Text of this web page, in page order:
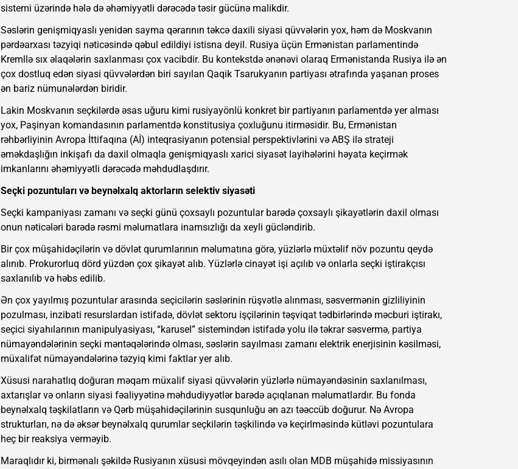
sistemi üzərində hələ də əhəmiyyətli dərəcədə təsir gücünə malikdir.
Səslərin genişmiqyaslı yenidən sayma qərarının təkcə daxili siyasi qüvvələrin yox, həm də Moskvanın
pərdəarxası təzyiqi nəticəsində qəbul edildiyi istisna deyil. Rusiya üçün Ermənistan parlamentində
Kremllə sıx əlaqələrin saxlanması çox vacibdir. Bu kontekstdə ənənəvi olaraq Ermənistanda Rusiya ilə ən
çox dostluq edən siyasi qüvvələrdən biri sayılan Qaqik Tsarukyanın partiyası ətrafında yaşanan proses
ən bariz nümunələrdən biridir.
Lakin Moskvanın seçkilərdə əsas uğuru kimi rusiyayönlü konkret bir partiyanın parlamentdə yer alması
yox, Paşinyan komandasının parlamentdə konstitusiya çoxluğunu itirməsidir. Bu, Ermənistan
rəhbərliyinin Avropa İttifaqına (Aİ) inteqrasiyanın potensial perspektivlərini və ABŞ ilə strateji
əməkdaşlığın inkişafı da daxil olmaqla genişmiqyaslı xarici siyasət layihələrini həyata keçirmək
imkanlarını əhəmiyyətli dərəcədə məhdudlaşdırır.
Seçki pozuntuları və beynəlxalq aktorların selektiv siyasəti
Seçki kampaniyası zamanı və seçki günü çoxsaylı pozuntular barədə çoxsaylı şikayətlərin daxil olması
onun nəticələri barədə rəsmi məlumatlara inamsızlığı da xeyli gücləndirib.
Bir çox müşahidəçilərin və dövlət qurumlarının məlumatına görə, yüzlərlə müxtəlif növ pozuntu qeydə
alınıb. Prokurorluq dörd yüzdən çox şikayət alıb. Yüzlərlə cinayət işi açılıb və onlarla seçki iştirakçısı
saxlanılıb və həbs edilib.
Ən çox yayılmış pozuntular arasında seçicilərin səslərinin rüşvətlə alınması, səsvermənin gizliliyinin
pozulması, inzibati resurslardan istifadə, dövlət sektoru işçilərinin təşviqat tədbirlərində məcburi iştirakı,
seçici siyahılarının manipulyasiyası, “karusel” sistemindən istifadə yolu ilə təkrar səsvermə, partiya
nümayəndələrinin seçki məntəqələrində olması, səslərin sayılması zamanı elektrik enerjisinin kəsilməsi,
müxalifət nümayəndələrinə təzyiq kimi faktlar yer alıb.
Xüsusi narahatlıq doğuran məqam müxalif siyasi qüvvələrin yüzlərlə nümayəndəsinin saxlanılması,
axtarışlar və onların siyasi fəaliyyətinə məhdudiyyətlər barədə açıqlanan məlumatlardır. Bu fonda
beynəlxalq təşkilatların və Qərb müşahidəçilərinin susqunluğu ən azı təəccüb doğurur. Nə Avropa
strukturları, nə də əksər beynəlxalq qurumlar seçkilərin təşkilində və keçirlməsində kütləvi pozuntulara
heç bir reaksiya verməyib.
Maraqlıdır ki, birmənalı şəkildə Rusiyanın xüsusi mövqeyindən asılı olan MDB müşahidə missiyasının